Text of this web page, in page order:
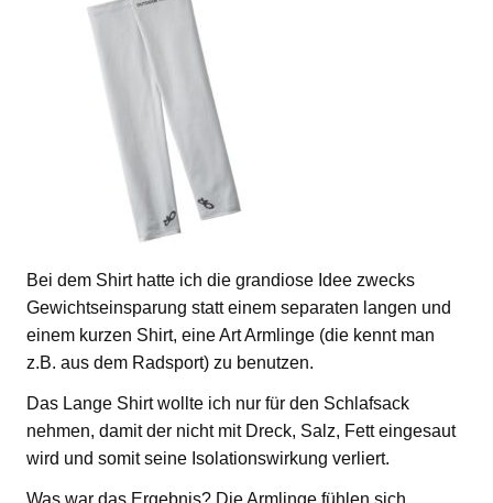
Bei dem Shirt hatte ich die grandiose Idee zwecks
Gewichtseinsparung statt einem separaten langen und
einem kurzen Shirt, eine Art Armlinge (die kennt man
z.B. aus dem Radsport) zu benutzen.
Das Lange Shirt wollte ich nur für den Schlafsack
nehmen, damit der nicht mit Dreck, Salz, Fett eingesaut
wird und somit seine Isolationswirkung verliert.
Was war das Ergebnis? Die Armlinge fühlen sich